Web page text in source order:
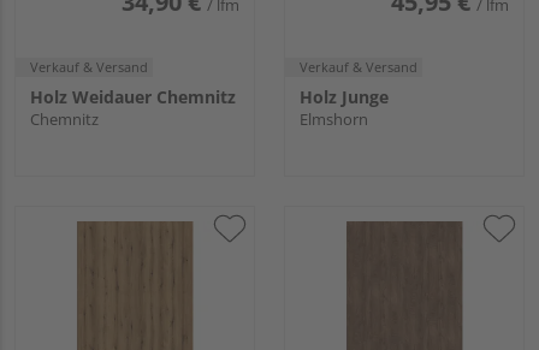
/ lfm
Verkauf & Versand
Holz Weidauer Chemnitz
Chemnitz
/ lfm
Verkauf & Versand
Holz Junge
Elmshorn